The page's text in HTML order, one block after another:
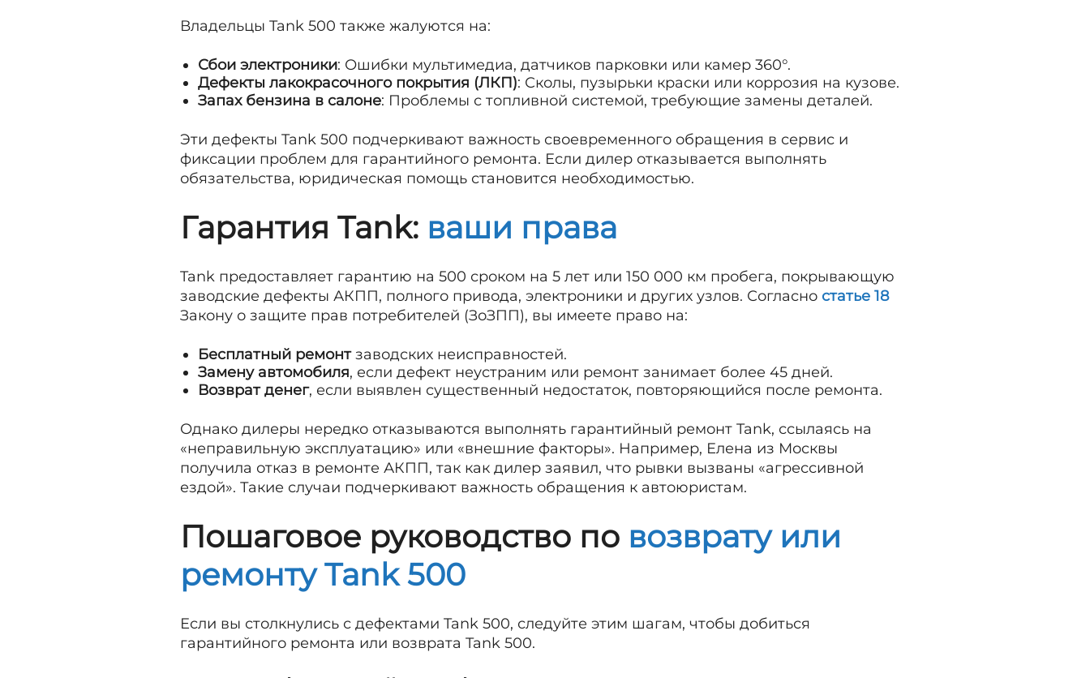
Владельцы Tank 500 также жалуются на:
Сбои электроники: Ошибки мультимедиа, датчиков парковки или камер 360°.
Дефекты лакокрасочного покрытия (ЛКП): Сколы, пузырьки краски или коррозия на кузове.
Запах бензина в салоне: Проблемы с топливной системой, требующие замены деталей.
Эти дефекты Tank 500 подчеркивают важность своевременного обращения в сервис и
фиксации проблем для гарантийного ремонта. Если дилер отказывается выполнять
обязательства, юридическая помощь становится необходимостью.
Гарантия Tank: ваши права
Tank предоставляет гарантию на 500 сроком на 5 лет или 150 000 км пробега, покрывающую
заводские дефекты АКПП, полного привода, электроники и других узлов. Согласно статье 18
Закону о защите прав потребителей (ЗоЗПП), вы имеете право на:
Бесплатный ремонтзаводских неисправностей.
Замену автомобиля, если дефект неустраним или ремонт занимает более 45 дней.
Возврат денег, если выявлен существенный недостаток, повторяющийся после ремонта.
Однако дилеры нередко отказываются выполнять гарантийный ремонт Tank, ссылаясь на
«неправильную эксплуатацию» или «внешние факторы». Например, Елена из Москвы
получила отказ в ремонте АКПП, так как дилер заявил, что рывки вызваны «агрессивной
ездой». Такие случаи подчеркивают важность обращения к автоюристам.
Пошаговое руководство по возврату или
ремонту Tank 500
Если вы столкнулись с дефектами Tank 500, следуйте этим шагам, чтобы добиться
гарантийного ремонта или возврата Tank 500.